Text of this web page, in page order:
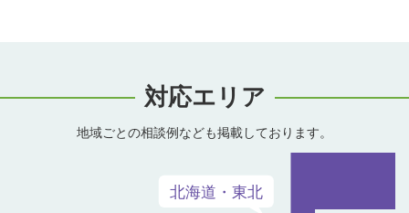
対応エリア
地域ごとの相談例なども掲載しております。